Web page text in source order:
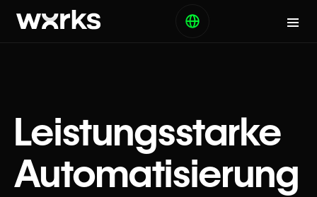
Leistungsstarke
Automatisierung